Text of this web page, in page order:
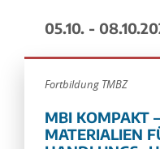
05.10. -
Fortbildung TMBZ
MBI KOMPAKT
MATERIALIEN